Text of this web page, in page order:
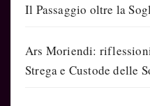
Il Passaggio oltre la
Ars Moriendi:
Strega e Custode delle